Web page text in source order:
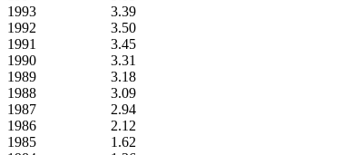
1993
3.39
1992
3.50
1991
3.45
1990
3.31
1989
3.18
1988
3.09
1987
2.94
1986
2.12
1985
1.62